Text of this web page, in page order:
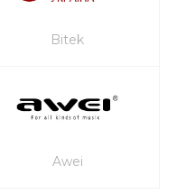
Bitek
Awei